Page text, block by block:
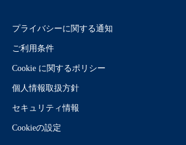
プライバシーに関する通知
ご利用条件
Cookie に関するポリシー
個人情報取扱方針
セキュリティ情報
Cookieの設定